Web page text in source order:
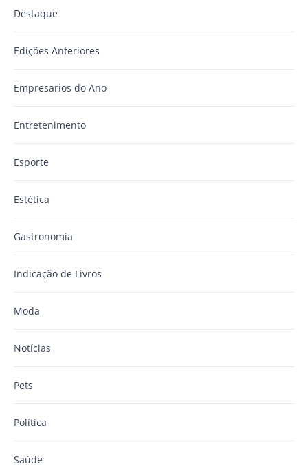
Destaque
Edições Anteriores
Empresarios do Ano
Entretenimento
Esporte
Estética
Gastronomia
Indicação de Livros
Moda
Notícias
Pets
Política
Saúde